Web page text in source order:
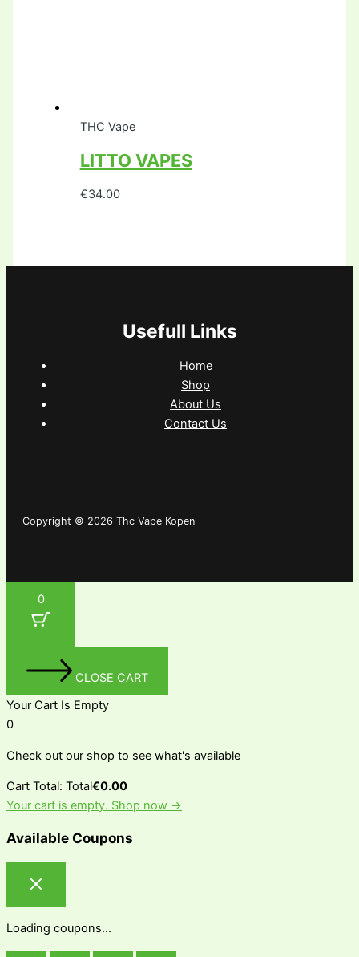
THC Vape
LITTO VAPES
€34.00
Usefull Links
Home
Shop
About Us
Contact Us
Copyright © 2026 Thc Vape Kopen
0
CLOSE CART
Your Cart Is Empty
0
Check out our shop to see what's available
Cart Total: Total€0.00
Your cart is empty. Shop now →
Available Coupons
Loading coupons...